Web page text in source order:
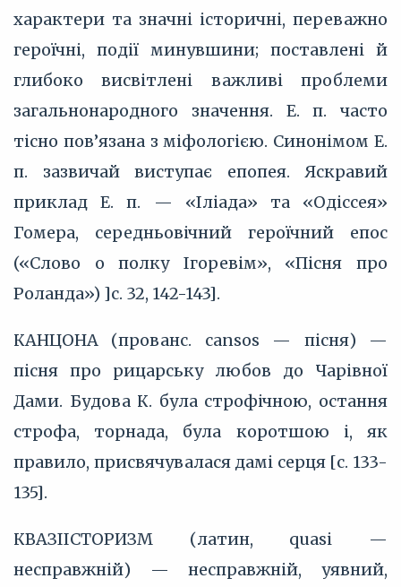
характери та значні історичні, переважно
героїчні, події минувшини; поставлені й
глибоко висвітлені важливі проблеми
загальнонародного значення. Е. п. часто
тісно пов’язана з міфологією. Синонімом Е.
п. зазвичай виступає епопея. Яскравий
приклад Е. п. — «Іліада» та «Одіссея»
Гомера, середньовічний героїчний епос
(«Слово о полку Ігоревім», «Пісня про
Роланда») ]с. 32, 142-143].
КАНЦОНА (прованс. cansos — пісня) —
пісня про рицарську любов до Чарівної
Дами. Будова К. була строфічною, остання
строфа, торнада, була коротшою і, як
правило, присвячувалася дамі серця [с. 133-
135].
КВАЗІІСТОРИЗМ (латин, quasi —
несправжній) — несправжній, уявний,